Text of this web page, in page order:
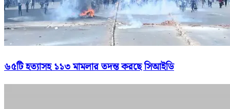
৬৫টি হত্যাসহ ১১৩ মামলার তদন্ত করছে সিআইডি